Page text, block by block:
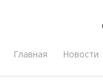
Главная Новости